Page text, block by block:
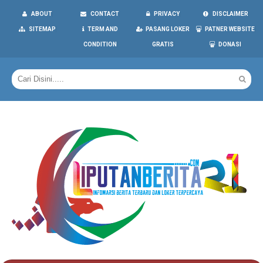
ABOUT CONTACT PRIVACY DISCLAIMER
SITEMAP TERM AND
CONDITION
PASANG LOKER
GRATIS
PATNER WEBSITE
DONASI